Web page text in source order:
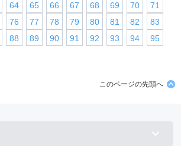
64 65 66 67 68 69 70
71
76 77 78 79 80 81 82
83
88 89 90 91 92 93 94
95
このページの先頭へ